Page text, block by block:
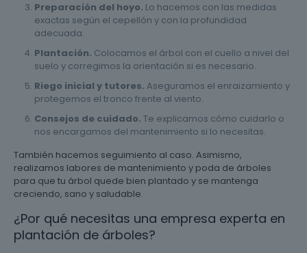
Preparación del hoyo. Lo hacemos con las medidas
exactas según el cepellón y con la profundidad
adecuada.
Plantación. Colocamos el árbol con el cuello a nivel del
suelo y corregimos la orientación si es necesario.
Riego inicial y tutores. Aseguramos el enraizamiento y
protegemos el tronco frente al viento.
Consejos de cuidado. Te explicamos cómo cuidarlo o
nos encargamos del mantenimiento si lo necesitas.
También hacemos seguimiento al caso. Asimismo,
realizamos labores de mantenimiento y poda de árboles
para que tu árbol quede bien plantado y se mantenga
creciendo, sano y saludable.
¿Por qué necesitas una empresa experta en
plantación de árboles?